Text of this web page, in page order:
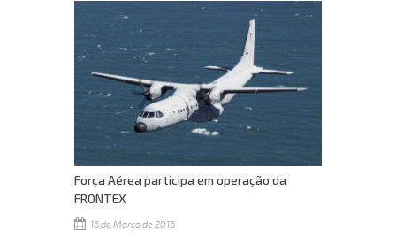
Força Aérea participa em operação da
FRONTEX
16 de Março de 2016